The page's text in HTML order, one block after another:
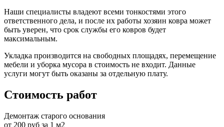
Наши специалисты владеют всеми тонкостями этого
ответственного дела, и после их работы хозяин ковра может
быть уверен, что срок службы его ковров будет
максимальным.
Укладка производится на свободных площадях, перемещение
мебели и уборка мусора в стоимость не входит. Данные
услуги могут быть оказаны за отдельную плату.
Стоимость работ
Демонтаж старого основания
от 200 руб за 1 м2